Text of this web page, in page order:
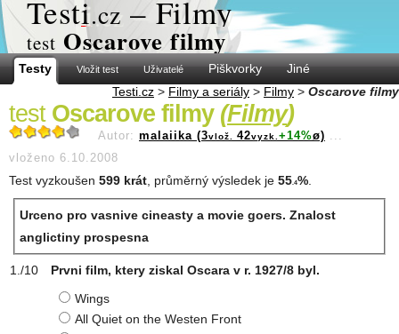
Testi.cz – Filmy
test Oscarove filmy
Testy Vložit test Uživatelé Piškvorky
Jiné
Testi.cz > Filmy a seriály > Filmy > Oscarove filmy
test Oscarove filmy (Filmy)
Autor: malaiika (3vlož. 42vyzk. +14%ø) ...
vloženo 6.10.2008
Test vyzkoušen 599 krát , průměrný výsledek je 55 .4%
Urceno pro vasnive cineasty a movie goers. Znalost
anglictiny prospesna
Prvni film, ktery ziskal Oscara v r. 1927/8 byl.
Wings
All Quiet on the Westen Front